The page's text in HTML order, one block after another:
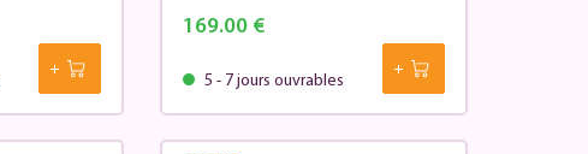
169.00 €
5 - 7 jours ouvrables